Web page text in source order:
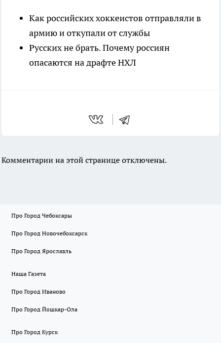
Как российских хоккеистов отправляли в
армию и откупали от службы
Русских не брать. Почему россиян
опасаются на драфте НХЛ
Комментарии на этой странице отключены.
Про Город Чебоксары
Про Город Новочебоксарск
Про Город Ярославль
Наша Газета
Про Город Иваново
Про Город Йошкар-Ола
Про Город Курск